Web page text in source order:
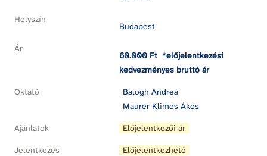
Helyszín
Budapest
Ár
60.000 Ft  *előjelentkezési
kedvezményes bruttó ár
Oktató
Balogh Andrea
Maurer Klimes Ákos
Ajánlatok Előjelentkezői ár
Jelentkezés Előjelentkezhető